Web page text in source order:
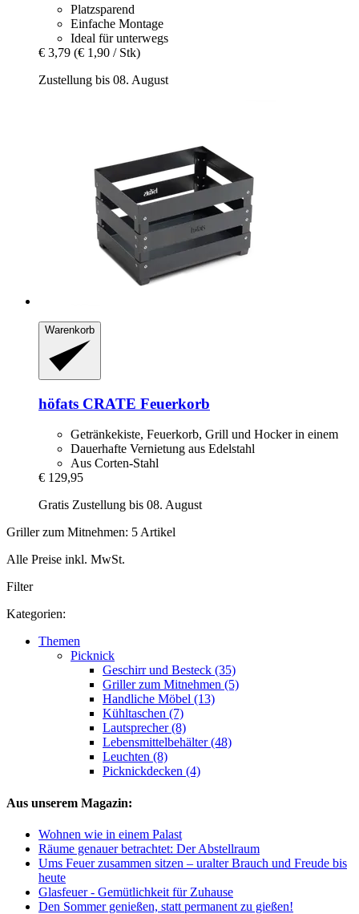
Platzsparend
Einfache Montage
Ideal für unterwegs
€ 3,79 (€ 1,90 / Stk)
Zustellung bis 08. August
Warenkorb
höfats CRATE Feuerkorb
Getränkekiste, Feuerkorb, Grill und Hocker in einem
Dauerhafte Vernietung aus Edelstahl
Aus Corten-Stahl
€ 129,95
Gratis Zustellung bis 08. August
Griller zum Mitnehmen: 5 Artikel
Alle Preise inkl. MwSt.
Filter
Kategorien:
Themen
Picknick
Geschirr und Besteck (35)
Griller zum Mitnehmen (5)
Handliche Möbel (13)
Kühltaschen (7)
Lautsprecher (8)
Lebensmittelbehälter (48)
Leuchten (8)
Picknickdecken (4)
Aus unserem Magazin:
Wohnen wie in einem Palast
Räume genauer betrachtet: Der Abstellraum
Ums Feuer zusammen sitzen – uralter Brauch und Freude bis
heute
Glasfeuer - Gemütlichkeit für Zuhause
Den Sommer genießen, statt permanent zu gießen!